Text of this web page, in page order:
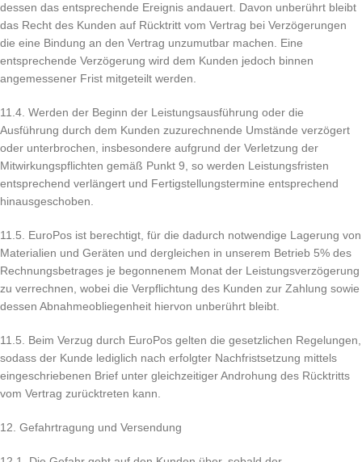
dessen das entsprechende Ereignis andauert. Davon unberührt bleibt
das Recht des Kunden auf Rücktritt vom Vertrag bei Verzögerungen
die eine Bindung an den Vertrag unzumutbar machen. Eine
entsprechende Verzögerung wird dem Kunden jedoch binnen
angemessener Frist mitgeteilt werden.
11.4. Werden der Beginn der Leistungsausführung oder die
Ausführung durch dem Kunden zuzurechnende Umstände verzögert
oder unterbrochen, insbesondere aufgrund der Verletzung der
Mitwirkungspflichten gemäß Punkt 9, so werden Leistungsfristen
entsprechend verlängert und Fertigstellungstermine entsprechend
hinausgeschoben.
11.5. EuroPos ist berechtigt, für die dadurch notwendige Lagerung von
Materialien und Geräten und dergleichen in unserem Betrieb 5% des
Rechnungsbetrages je begonnenem Monat der Leistungsverzögerung
zu verrechnen, wobei die Verpflichtung des Kunden zur Zahlung sowie
dessen Abnahmeobliegenheit hiervon unberührt bleibt.
11.5. Beim Verzug durch EuroPos gelten die gesetzlichen Regelungen,
sodass der Kunde lediglich nach erfolgter Nachfristsetzung mittels
eingeschriebenen Brief unter gleichzeitiger Androhung des Rücktritts
vom Vertrag zurücktreten kann.
12. Gefahrtragung und Versendung